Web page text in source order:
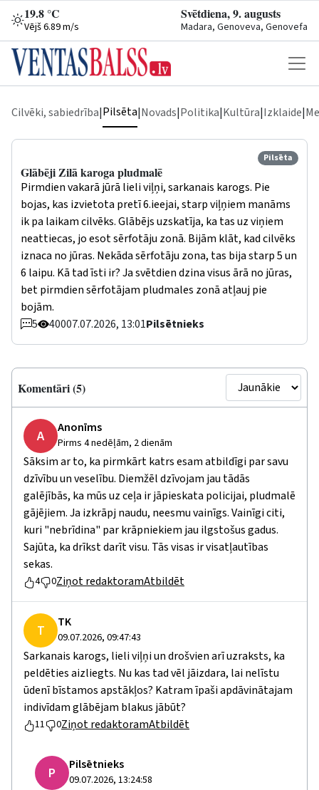
19.8 °C
Vējš 6.89 m/s
Svētdiena, 9. augusts
Madara, Genoveva, Genovefa
Cilvēki, sabiedrība|Pilsēta|Novads|Politika|Kultūra|Izklaide|
Pilsēta
Glābēji Zilā karoga pludmalē
Pirmdien vakarā jūrā lieli viļņi, sarkanais karogs. Pie
bojas, kas izvietota pretī 6.ieejai, starp viļņiem manāms
ik pa laikam cilvēks. Glābējs uzskatīja, ka tas uz viņiem
neattiecas, jo esot sērfotāju zonā. Bijām klāt, kad cilvēks
iznaca no jūras. Nekāda sērfotāju zona, tas bija starp 5 un
6 laipu. Kā tad īsti ir? Ja svētdien dzina visus ārā no jūras,
bet pirmdien sērfotājam pludmales zonā atļauj pie
bojām.
5
40007.07.2026, 13:01Pilsētnieks
Komentāri (5)
A Anonīms
Pirms 4 nedēļām, 2 dienām
Sāksim ar to, ka pirmkārt katrs esam atbildīgi par savu
dzīvību un veselību. Diemžēl dzīvojam jau tādās
galējībās, ka mūs uz ceļa ir jāpieskata policijai, pludmalē
gājējiem. Ja izkrāpj naudu, neesmu vainīgs. Vainīgi citi,
kuri "nebrīdina" par krāpniekiem jau ilgstošus gadus.
Sajūta, ka drīkst darīt visu. Tās visas ir visatļautības
sekas.
4 0Ziņot redaktoramAtbildēt
T TK
09.07.2026, 09:47:43
Sarkanais karogs, lieli viļņi un drošvien arī uzraksts, ka
peldēties aizliegts. Nu kas tad vēl jāizdara, lai nelīstu
ūdenī bīstamos apstākļos? Katram īpaši apdāvinātajam
indivīdam glābējam blakus jābūt?
11 0Ziņot redaktoramAtbildēt
P Pilsētnieks
09.07.2026, 13:24:58